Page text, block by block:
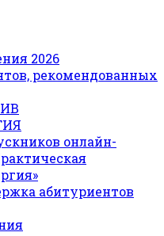
2026
рекомендованных
онлайн-
абитуриентов